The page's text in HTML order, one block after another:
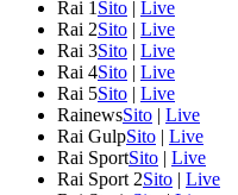
Rai 1 Sito | Live
Rai 2Sito | Live
Rai 3Sito | Live
Rai 4Sito | Live
Rai 5Sito | Live
RainewsSito | Live
Rai GulpSito | Live
Rai SportSito | Live
Rai Sport 2Sito | Live